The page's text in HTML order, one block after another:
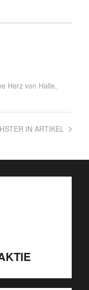
Herz von Halle,
IN ARTIKEL